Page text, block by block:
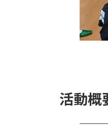
活動概